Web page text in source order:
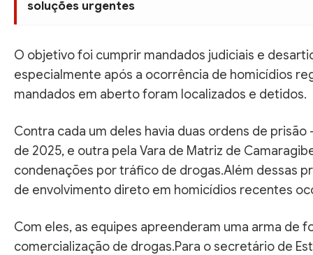
soluções urgentes
O objetivo foi cumprir mandados judiciais e
especialmente após a ocorrência de homicídios
mandados em aberto foram localizados e detidos.
Contra cada um deles havia duas ordens de
de 2025, e outra pela Vara de Matriz de
condenações por tráfico de drogas.Além dessas
de envolvimento direto em homicídios recentes
Com eles, as equipes apreenderam uma arma de
comercialização de drogas.Para o secretário de